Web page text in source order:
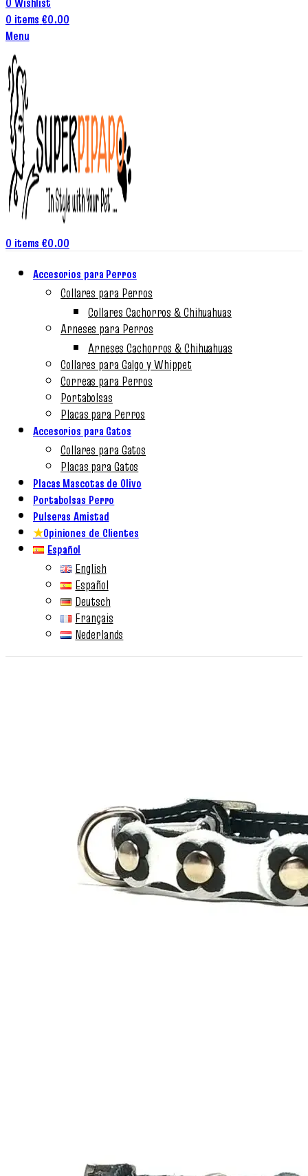
0 items €0.00
Menu
0 items €0.00
Accesorios para Perros
Collares para Perros
Collares Cachorros & Chihuahuas
Arneses para Perros
Arneses Cachorros & Chihuahuas
Collares para Galgo y Whippet
Correas para Perros
Portabolsas
Placas para Perros
Accesorios para Gatos
Collares para Gatos
Placas para Gatos
Placas Mascotas de Olivo
Portabolsas Perro
Pulseras Amistad
★Opiniones de Clientes
Español
English
Español
Deutsch
Français
Nederlands